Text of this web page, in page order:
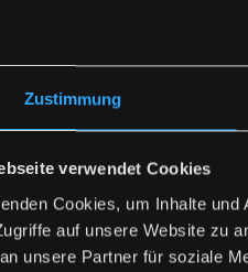
Zustimmung
verwendet Cookies
Cookies, um Inhalte
auf unsere Website zu
unsere Partner für soziale
wwa.wipe.de